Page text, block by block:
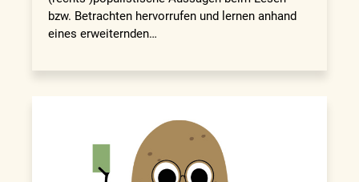
bzw. Betrachten hervorrufen und lernen anhand
eines erweiternden…